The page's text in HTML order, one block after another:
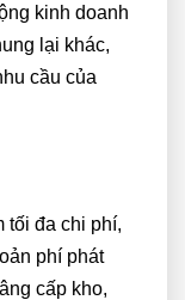
kinh doanh
lại khác,
cầu của
tối đa chi phí,
phí phát
cấp kho,